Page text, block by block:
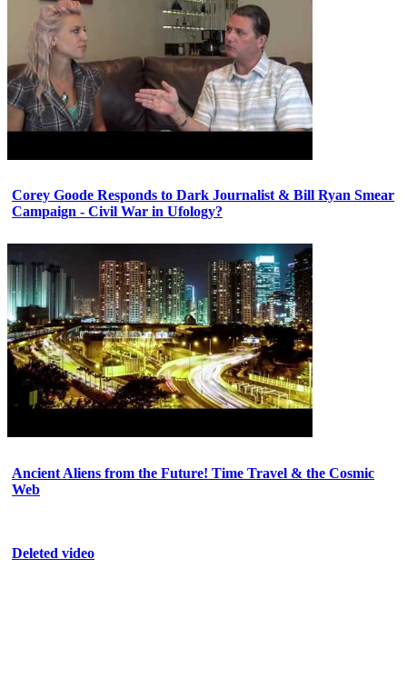
Corey Goode Responds to Dark Journalist & Bill Ryan Smear
Campaign - Civil War in Ufology?
Ancient Aliens from the Future! Time Travel & the Cosmic
Web
Deleted video